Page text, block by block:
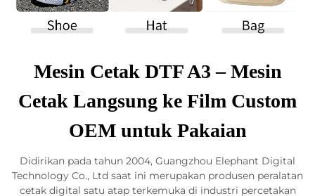
Mesin Cetak DTF A3 – Mesin
Cetak Langsung ke Film Custom
OEM untuk Pakaian
Didirikan pada tahun 2004, Guangzhou Elephant Digital
Technology Co., Ltd saat ini merupakan produsen peralatan
cetak digital satu atap terkemuka di industri percetakan